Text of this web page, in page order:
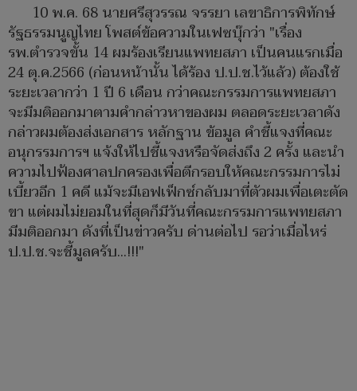
10 พ.ค. 68 นายศรีสุวรรณ จรรยา เลขาธิการพิทักษ์
รัฐธรรมนูญไทย โพสต์ข้อความในเฟซบุ๊กว่า "เรื่อง
รพ.ตำรวจขั้น 14 ผมร้องเรียนแพทยสภา เป็นคนแรกเมื่อ
24 ตุ.ค.2566 (ก่อนหน้านั้น ได้ร้อง ป.ป.ช.ไว้แล้ว) ต้องใช้
ระยะเวลากว่า 1 ปี 6 เดือน กว่าคณะกรรมการแพทยสภา
จะมีมติออกมาตามคำกล่าวหาของผม ตลอดระยะเวลาดัง
กล่าวผมต้องส่งเอกสาร หลักฐาน ข้อมูล คำชี้แจงที่คณะ
อนุกรรมการฯ แจ้งให้ไปชี้แจงหรือจัดส่งถึง 2 ครั้ง และนำ
ความไปฟ้องศาลปกครองเพื่อตีกรอบให้คณะกรรมการไม่
เบี้ยวอีก 1 คดี แม้จะมีเอฟเฟ็กซ์กลับมาที่ตัวผมเพื่อเตะตัด
ขา แต่ผมไม่ยอมในที่สุดก็มีวันที่คณะกรรมการแพทยสภา
มีมติออกมา ดังที่เป็นข่าวครับ ด่านต่อไป รอว่าเมื่อไหร่
ป.ป.ช.จะชี้มูลครับ...!!!"